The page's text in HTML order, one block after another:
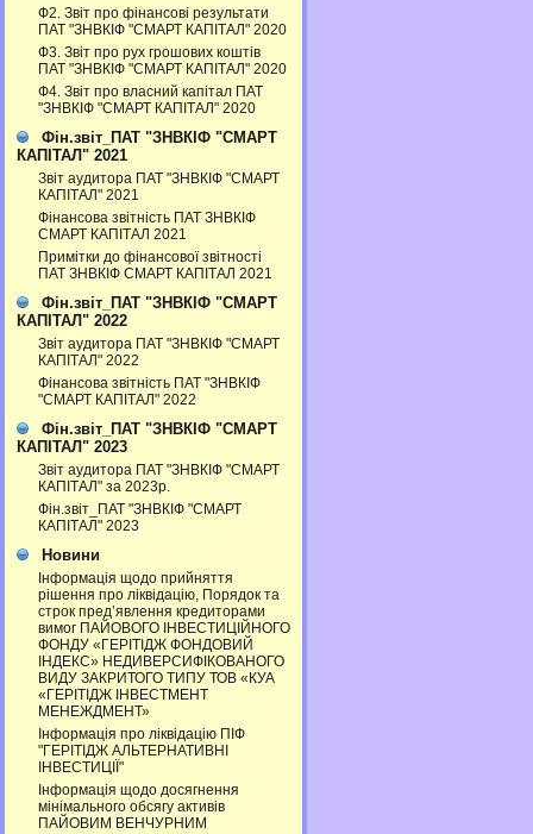
Ф2. Звіт про фінансові результати
ПАТ "ЗНВКІФ "СМАРТ КАПІТАЛ" 2020
Ф3. Звiт про рух грошових коштiв
ПАТ "ЗНВКІФ "СМАРТ КАПІТАЛ" 2020
Ф4. Звіт про власний капітал ПАТ
"ЗНВКІФ "СМАРТ КАПІТАЛ" 2020
Фін.звіт_ПАТ "ЗНВКІФ "СМАРТ
КАПІТАЛ" 2021
Звіт аудитора ПАТ "ЗНВКІФ "СМАРТ
КАПІТАЛ" 2021
Фінансова звітність ПАТ ЗНВКІФ
СМАРТ КАПІТАЛ 2021
Примітки до фінансової звітності
ПАТ ЗНВКІФ СМАРТ КАПІТАЛ 2021
Фін.звіт_ПАТ "ЗНВКІФ "СМАРТ
КАПІТАЛ" 2022
Звіт аудитора ПАТ "ЗНВКІФ "СМАРТ
КАПІТАЛ" 2022
Фінансова звітність ПАТ "ЗНВКІФ
"СМАРТ КАПІТАЛ" 2022
Фін.звіт_ПАТ "ЗНВКІФ "СМАРТ
КАПІТАЛ" 2023
Звіт аудитора ПАТ "ЗНВКІФ "СМАРТ
КАПІТАЛ" за 2023р.
Фін.звіт_ПАТ "ЗНВКІФ "СМАРТ
КАПІТАЛ" 2023
Новини
Інформація щодо прийняття
рішення про ліквідацію, Порядок та
строк пред’явлення кредиторами
вимог ПАЙОВОГО ІНВЕСТИЦІЙНОГО
ФОНДУ «ГЕРІТІДЖ ФОНДОВИЙ
ІНДЕКС» НЕДИВЕРСИФІКОВАНОГО
ВИДУ ЗАКРИТОГО ТИПУ ТОВ «КУА
«ГЕРІТІДЖ ІНВЕСТМЕНТ
МЕНЕЖДМЕНТ»
Інформація про ліквідацію ПІФ
"ГЕРІТІДЖ АЛЬТЕРНАТИВНІ
ІНВЕСТИЦІЇ"
Інформація щодо досягнення
мінімального обсягу активів
ПАЙОВИМ ВЕНЧУРНИМ